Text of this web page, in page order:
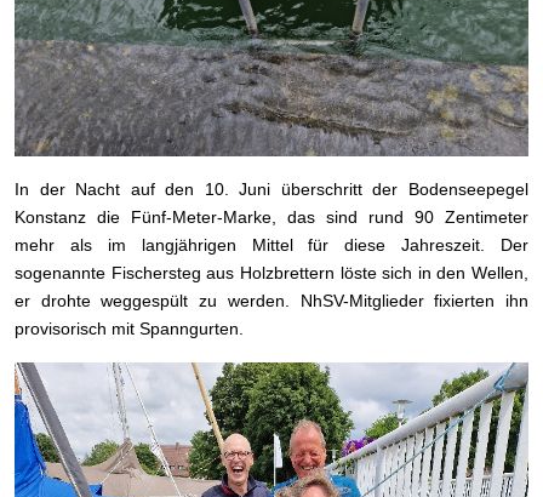
In der Nacht auf den 10. Juni überschritt der Bodenseepegel
Konstanz die Fünf-Meter-Marke, das sind rund 90 Zentimeter
mehr als im langjährigen Mittel für diese Jahreszeit. Der
sogenannte Fischersteg aus Holzbrettern löste sich in den Wellen,
er drohte weggespült zu werden. NhSV-Mitglieder fixierten ihn
provisorisch mit Spanngurten.